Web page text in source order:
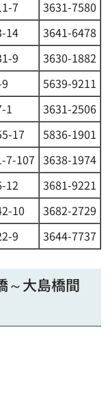
7
3631-7580
14
3641-6478
9
3630-1882
5639-9211
1
3631-2506
17
5836-1901
7-107 3638-1974
12
3681-9221
10
3682-2729
9 3644-7737
～大島橋間